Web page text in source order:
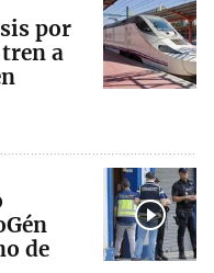
por
a
de